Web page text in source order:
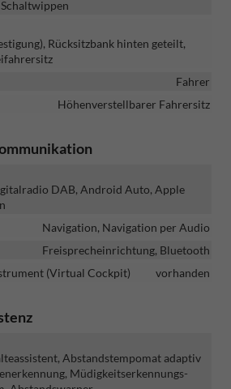
Rücksitzbank hinten geteilt,
Fahrer
Höhenverstellbarer Fahrersitz
DAB, Android Auto, Apple
Navigation, Navigation per Audio
Freisprecheinrichtung, Bluetooth
(Virtual Cockpit)
vorhanden
Abstandstempomat adaptiv
Müdigkeitserkennungs-